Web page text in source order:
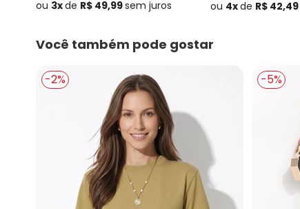
ou 3xde R$ 49,99sem juros ou 4xde R$ 42,49
Você também pode gostar
-2% -5%